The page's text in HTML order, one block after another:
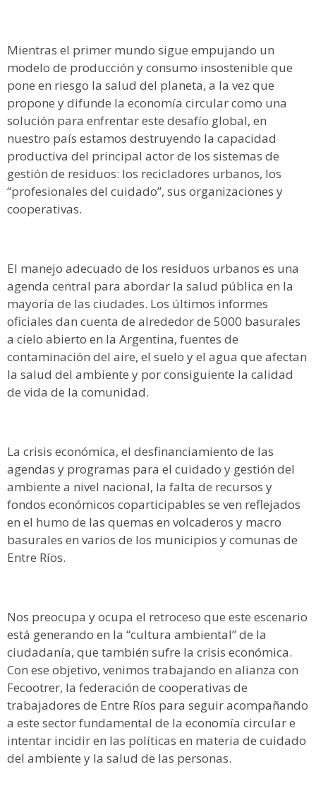
Mientras el primer mundo sigue empujando un
modelo de producción y consumo insostenible que
pone en riesgo la salud del planeta, a la vez que
propone y difunde la economía circular como una
solución para enfrentar este desafío global, en
nuestro país estamos destruyendo la capacidad
productiva del principal actor de los sistemas de
gestión de residuos: los recicladores urbanos, los
“profesionales del cuidado”, sus organizaciones y
cooperativas.
El manejo adecuado de los residuos urbanos es una
agenda central para abordar la salud pública en la
mayoría de las ciudades. Los últimos informes
oficiales dan cuenta de alrededor de 5000 basurales
a cielo abierto en la Argentina, fuentes de
contaminación del aire, el suelo y el agua que afectan
la salud del ambiente y por consiguiente la calidad
de vida de la comunidad.
La crisis económica, el desfinanciamiento de las
agendas y programas para el cuidado y gestión del
ambiente a nivel nacional, la falta de recursos y
fondos económicos coparticipables se ven reflejados
en el humo de las quemas en volcaderos y macro
basurales en varios de los municipios y comunas de
Entre Ríos.
Nos preocupa y ocupa el retroceso que este escenario
está generando en la “cultura ambiental” de la
ciudadanía, que también sufre la crisis económica.
Con ese objetivo, venimos trabajando en alianza con
Fecootrer, la federación de cooperativas de
trabajadores de Entre Ríos para seguir acompañando
a este sector fundamental de la economía circular e
intentar incidir en las políticas en materia de cuidado
del ambiente y la salud de las personas.